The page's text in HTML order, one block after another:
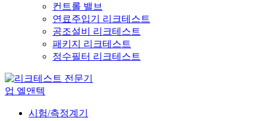
컨트롤 밸브
연료주입기 리크테스트
공조설비 리크테스트
패키지 리크테스트
정수필터 리크테스트
시험/측정계기